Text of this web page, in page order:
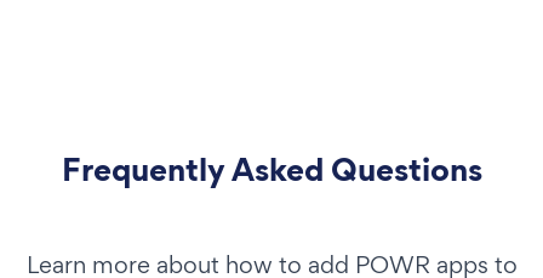
Frequently Asked Questions
Learn more about how to add POWR apps to